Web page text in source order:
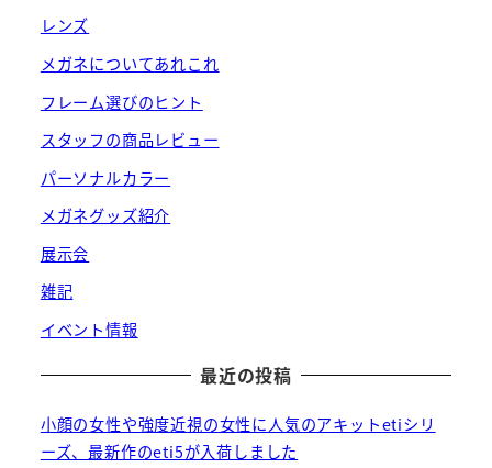
レンズ
メガネについてあれこれ
フレーム選びのヒント
スタッフの商品レビュー
パーソナルカラー
メガネグッズ紹介
展示会
雑記
イベント情報
最近の投稿
小顔の女性や強度近視の女性に人気のアキットetiシリ
ーズ、最新作のeti5が入荷しました